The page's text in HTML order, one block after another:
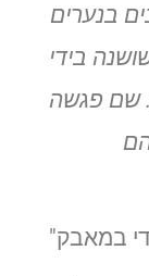
בנערים
בידי
שם פגשה
במאבק"